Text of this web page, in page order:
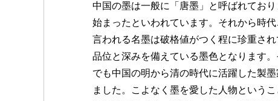
中国の墨は一般に「唐墨」と呼ばれてお
始まったといわれています。それから時
言われる名墨は破格値がつく程に珍重さ
品位と深みを備えている墨色となります
でも中国の明から清の時代に活躍した製
ました。こよなく墨を愛した人物という